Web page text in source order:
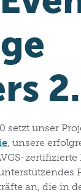
setzt unser
, unsere
an, die in